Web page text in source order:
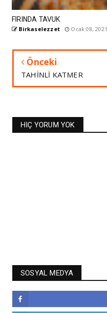
FIRINDA TAVUK
Birkaselezzet Ocak 08, 2021
Önceki
TAHİNLİ KATMER
HIÇ YORUM YOK
SOSYAL MEDYA